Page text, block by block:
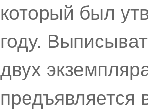
который был
году.
двух
предъявляется